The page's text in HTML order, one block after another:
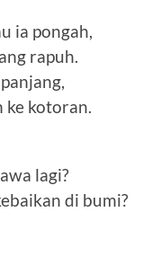
ia pongah,
rapuh.
ke kotoran.
lagi?
di bumi?